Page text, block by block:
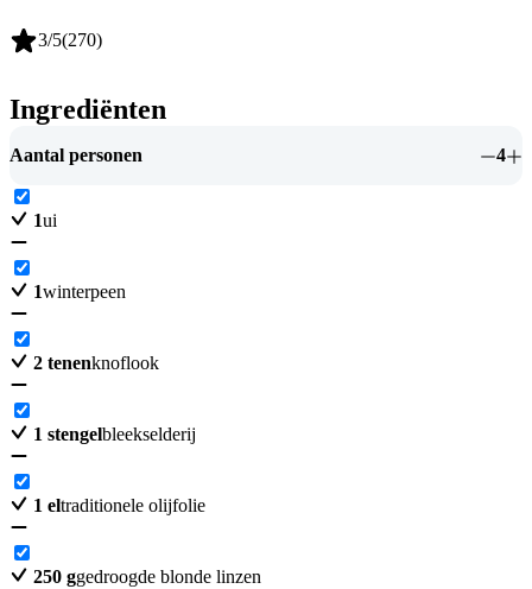
3/5(270)
Ingrediënten
Aantal personen 4
1ui
1winterpeen
2 tenenknoflook
1 stengelbleekselderij
1 eltraditionele olijfolie
250 ggedroogde blonde linzen